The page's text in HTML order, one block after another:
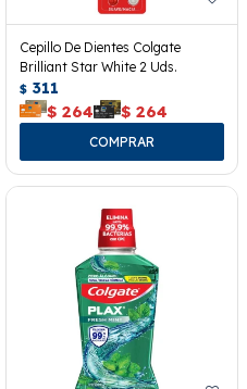
Cepillo De Dientes Colgate
Brilliant Star White 2 Uds.
$ 311
$ 264 $ 264